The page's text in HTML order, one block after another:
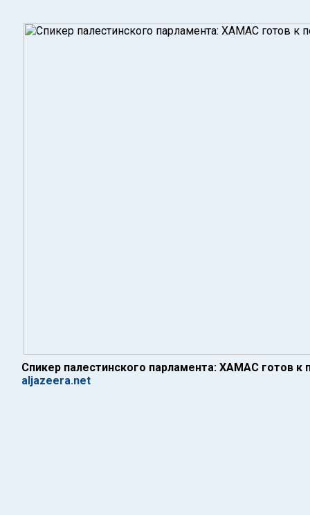
Спикер палестинского парламента: ХАМАС готов
aljazeera.net